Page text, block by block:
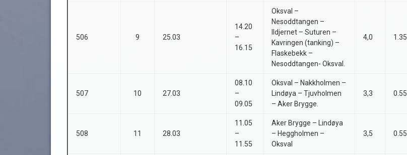
506 9 25.03
14.20
–
16.15
Oksval –
Nesoddtangen –
Ildjernet – Suturen –
Kavringen (tanking) –
Flaskebekk –
Nesoddtangen- Oksval.
4,0 1.35
507 10 27.03
08.10
–
09.05
Oksval – Nakkholmen –
Lindøya – Tjuvholmen
– Aker Brygge.
3,3 0.55
508 11 28.03
11.05
–
11.55
Aker Brygge – Lindøya
– Heggholmen –
Oksval
3,5 0.55